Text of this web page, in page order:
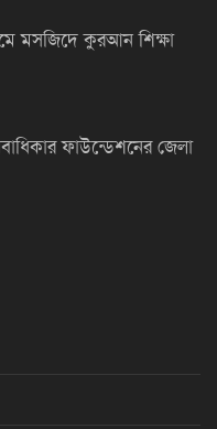
মসজিদে কুরআন শিক্ষা
ফাউন্ডেশনের জেলা